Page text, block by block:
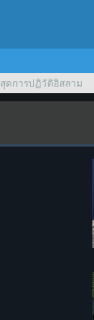
ดการปฏิวัติอิสลาม